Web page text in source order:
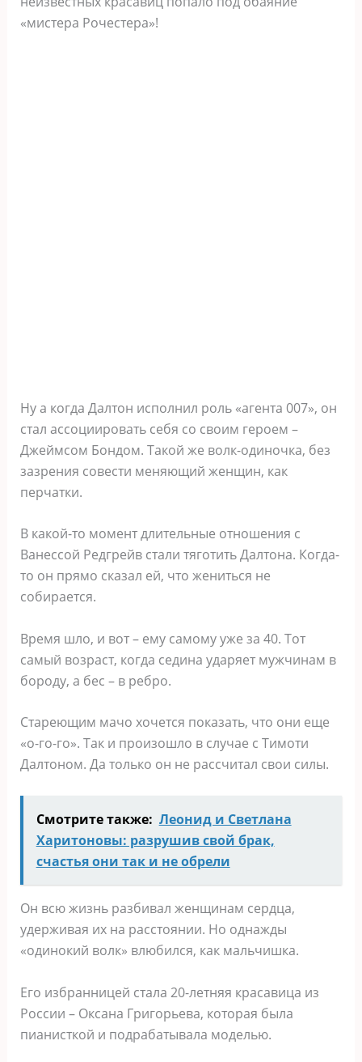
«мистера Рочестера»!
Ну а когда Далтон исполнил роль «агента 007», он
стал ассоциировать себя со своим героем –
Джеймсом Бондом. Такой же волк-одиночка, без
зазрения совести меняющий женщин, как
перчатки.
В какой-то момент длительные отношения с
Ванессой Редгрейв стали тяготить Далтона. Когда-
то он прямо сказал ей, что жениться не
собирается.
Время шло, и вот – ему самому уже за 40. Тот
самый возраст, когда седина ударяет мужчинам в
бороду, а бес – в ребро.
Стареющим мачо хочется показать, что они еще
«о-го-го». Так и произошло в случае с Тимоти
Далтоном. Да только он не рассчитал свои силы.
Смотрите также: Леонид и Светлана
Харитоновы: разрушив свой брак,
счастья они так и не обрели
Он всю жизнь разбивал женщинам сердца,
удерживая их на расстоянии. Но однажды
«одинокий волк» влюбился, как мальчишка.
Его избранницей стала 20-летняя красавица из
России – Оксана Григорьева, которая была
пианисткой и подрабатывала моделью.